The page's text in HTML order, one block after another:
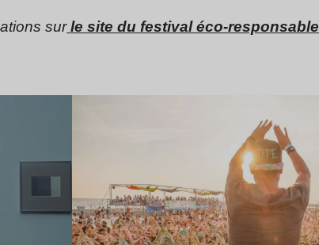
surle site du festival éco-responsable